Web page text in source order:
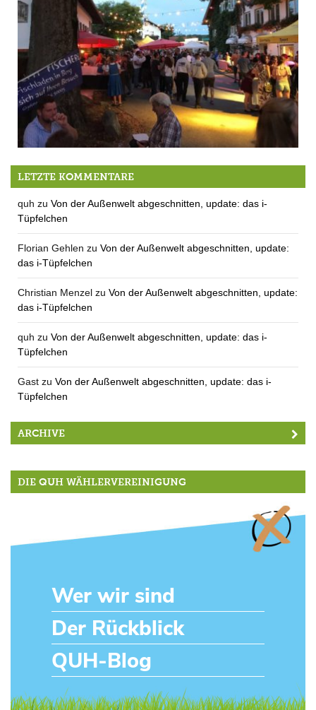
Die Legende lebt: Das Berger Dorffest / pt. 34
LETZTE KOMMENTARE
quh zu Von der Außenwelt abgeschnitten, update: das i-
Tüpfelchen
Florian Gehlen zu Von der Außenwelt abgeschnitten, update:
das i-Tüpfelchen
Christian Menzel zu Von der Außenwelt abgeschnitten, update:
das i-Tüpfelchen
quh zu Von der Außenwelt abgeschnitten, update: das i-
Tüpfelchen
Gast zu Von der Außenwelt abgeschnitten, update: das i-
Tüpfelchen
ARCHIVE
DIE QUH WÄHLERVEREINIGUNG
Wer wir sind
Der Rückblick
QUH-Blog